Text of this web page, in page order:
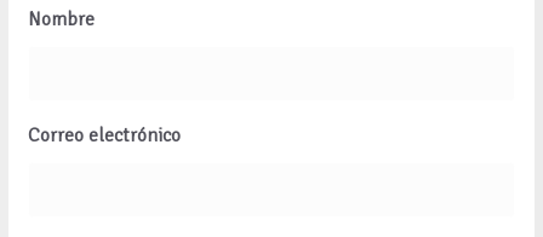
Nombre
Correo electrónico